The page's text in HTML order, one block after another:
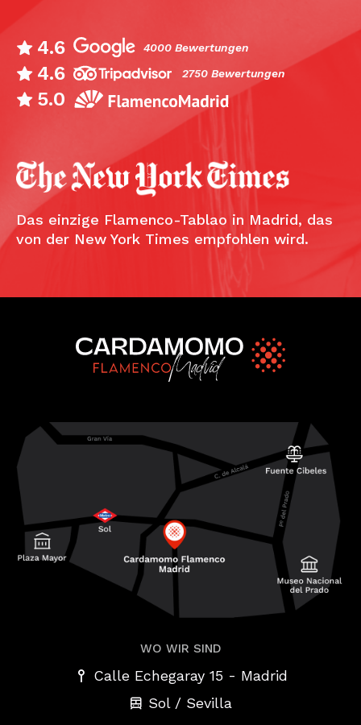
4.6 4000 Bewertungen
4.6 2750 Bewertungen
5.0
Das einzige Flamenco-Tablao in Madrid, das
von der New York Times empfohlen wird.
WO WIR SIND
Calle Echegaray 15 - Madrid
Sol / Sevilla